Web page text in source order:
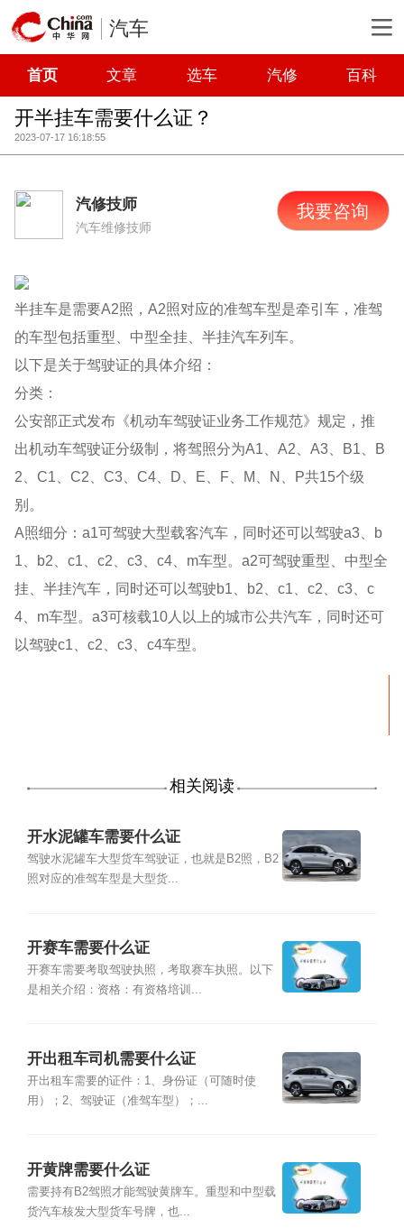
汽车
首页 文章 选车 汽修 百科
开半挂车需要什么证？
2023-07-17 16:18:55
汽修技师
汽车维修技师
我要咨询
半挂车是需要A2照，A2照对应的准驾车型是牵引车，准驾
的车型包括重型、中型全挂、半挂汽车列车。
以下是关于驾驶证的具体介绍：
分类：
公安部正式发布《机动车驾驶证业务工作规范》规定，推
出机动车驾驶证分级制，将驾照分为A1、A2、A3、B1、B
2、C1、C2、C3、C4、D、E、F、M、N、P共15个级
别。
A照细分：a1可驾驶大型载客汽车，同时还可以驾驶a3、b
1、b2、c1、c2、c3、c4、m车型。a2可驾驶重型、中型全
挂、半挂汽车，同时还可以驾驶b1、b2、c1、c2、c3、c
4、m车型。a3可核载10人以上的城市公共汽车，同时还可
以驾驶c1、c2、c3、c4车型。
相关阅读
开水泥罐车需要什么证
驾驶水泥罐车大型货车驾驶证，也就是B2照，B2
照对应的准驾车型是大型货...
开赛车需要什么证
开赛车需要考取驾驶执照，考取赛车执照。以下
是相关介绍：资格：有资格培训...
开出租车司机需要什么证
开出租车需要的证件：1、身份证（可随时使
用）；2、驾驶证（准驾车型）；...
开黄牌需要什么证
需要持有B2驾照才能驾驶黄牌车。重型和中型载
货汽车核发大型货车号牌，也...